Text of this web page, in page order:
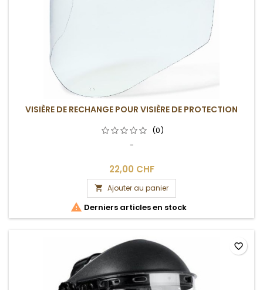
VISIÈRE DE RECHANGE POUR VISIÈRE DE PROTECTION
(0)
-
22,00 CHF
 Ajouter au panier
 Derniers articles en stock
favorite_border